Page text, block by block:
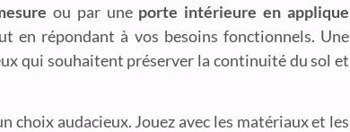
ou par une porte intérieure en applique
en répondant à vos besoins fonctionnels. Une
qui souhaitent préserver la continuité du sol et
choix audacieux. Jouez avec les matériaux et les